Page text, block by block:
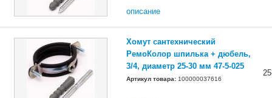
описание
Хомут сантехнический
РемоКолор шпилька + дюбель,
3/4, диаметр 25-30 мм 47-5-025
Артикул товара: 100000037616